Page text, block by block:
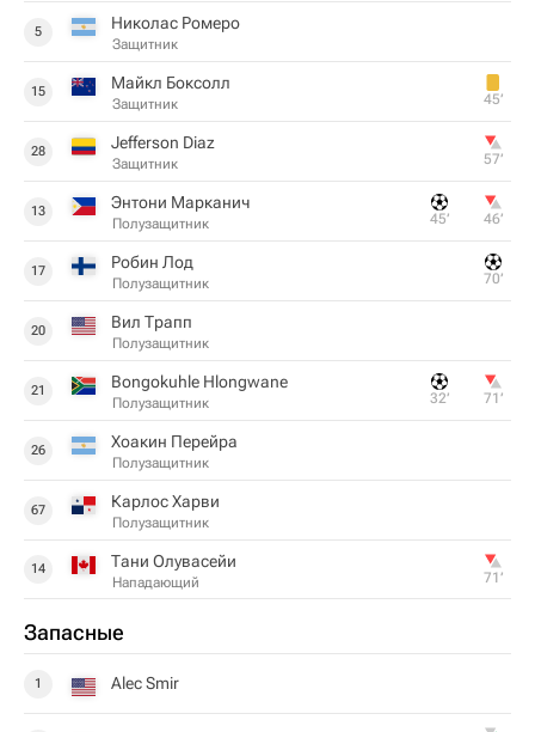
5 Николас Ромеро
Защитник
15 Майкл Боксолл
Защитник 45‎’‎
28 Jefferson Diaz
Защитник 57‎’‎
13 Энтони Марканич
Полузащитник 45‎’‎ 46‎’‎
17 Робин Лод
Полузащитник 70‎’‎
20 Вил Трапп
Полузащитник
21 Bongokuhle Hlongwane
Полузащитник 32‎’‎ 71‎’‎
26 Хоакин Перейра
Полузащитник
67 Карлос Харви
Полузащитник
14 Тани Олувасейи
Нападающий 71‎’‎
Запасные
1 Alec Smir